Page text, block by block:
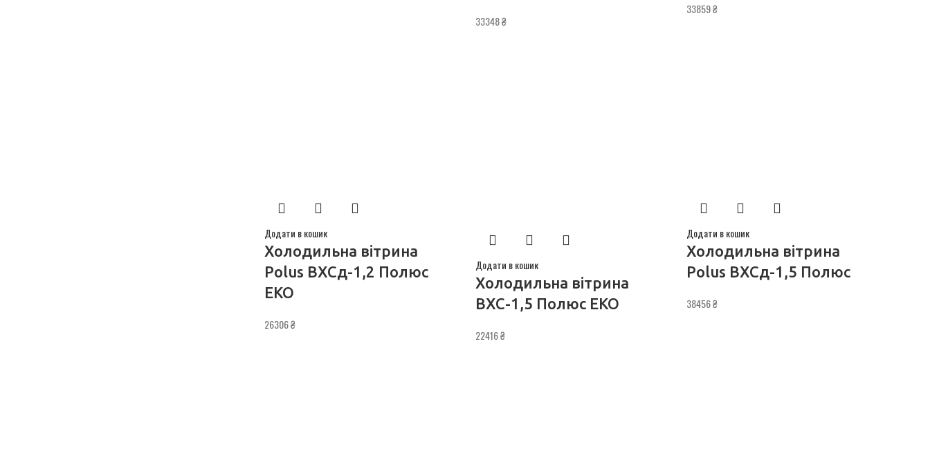
33348₴
33859₴
Додати в кошик
Холодильна вітрина
Polus ВХСд-1,2 Полюс
ЕКО
26306₴
Додати в кошик
Холодильна вітрина
ВХС-1,5 Полюс ЕКО
22416₴
Додати в кошик
Холодильна вітрина
Polus ВХСд-1,5 Полюс
38456₴